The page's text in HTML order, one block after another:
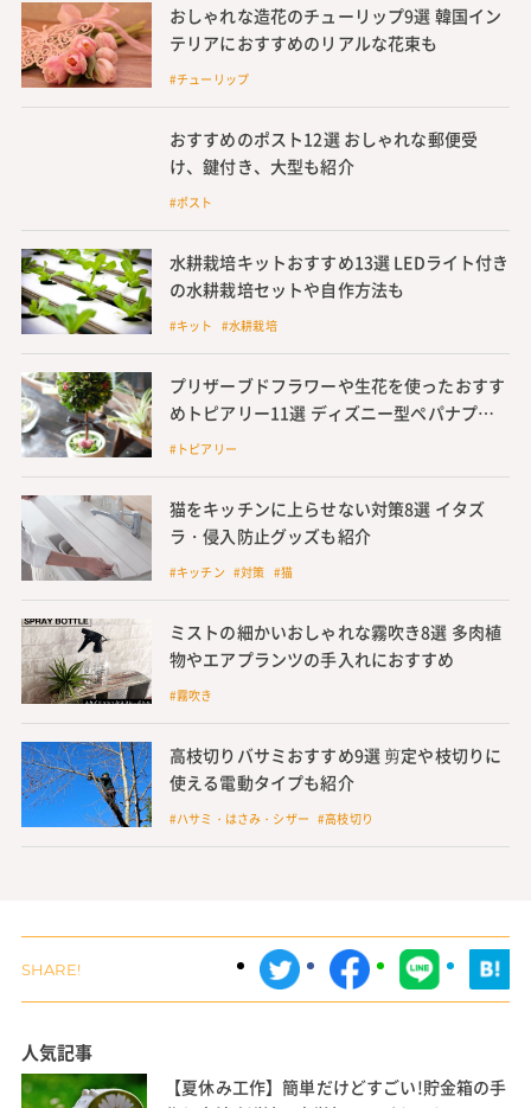
おしゃれな造花のチューリップ9選 韓国イン
テリアにおすすめのリアルな花束も
#チューリップ
おすすめのポスト12選 おしゃれな郵便受
け、鍵付き、大型も紹介
#ポスト
水耕栽培キットおすすめ13選 LEDライト付き
の水耕栽培セットや自作方法も
#キット #水耕栽培
プリザーブドフラワーや生花を使ったおすす
めトピアリー11選 ディズニー型ぺパナプト
ピアリーの作り方も
#トピアリー
猫をキッチンに上らせない対策8選 イタズ
ラ・侵入防止グッズも紹介
#キッチン #対策 #猫
ミストの細かいおしゃれな霧吹き8選 多肉植
物やエアプランツの手入れにおすすめ
#霧吹き
高枝切りバサミおすすめ9選 剪定や枝切りに
使える電動タイプも紹介
#ハサミ・はさみ・シザー #高枝切り
人気記事
【夏休み工作】簡単だけどすごい!貯金箱の手